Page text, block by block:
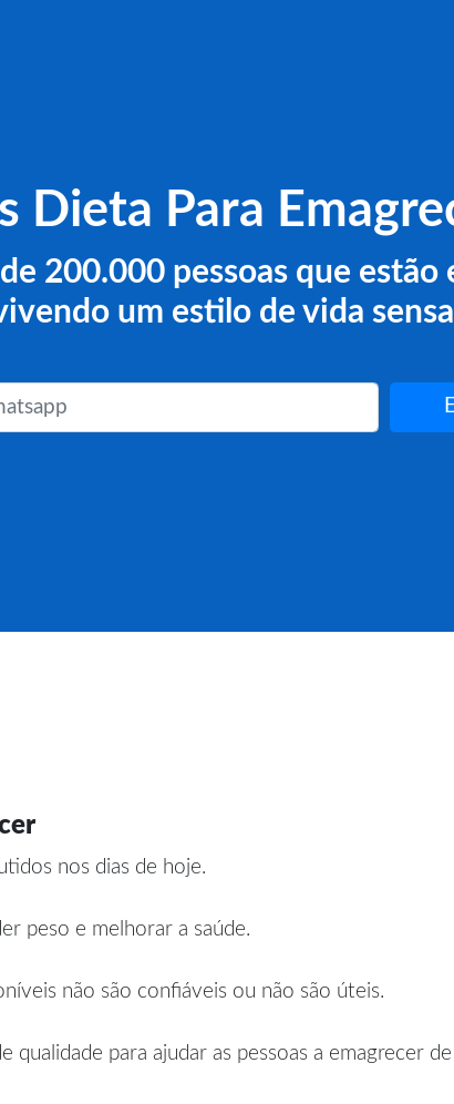
Dieta Para
200.000 pessoas que estão
um estilo de vida
nos dias de hoje.
peso e melhorar a saúde.
não são confiáveis ou não são úteis.
para ajudar as pessoas a emagrecer